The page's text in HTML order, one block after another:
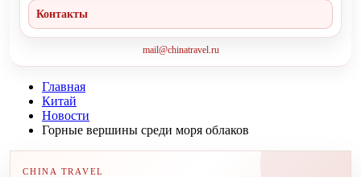
Контакты
mail@chinatravel.ru
Главная
Китай
Новости
Горные вершины среди моря облаков
CHINA TRAVEL